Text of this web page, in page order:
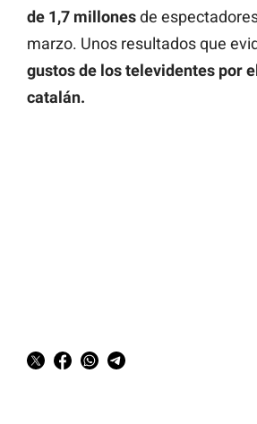
de 1,7 millonesde
marzo. Unos resultados que
gustos de los televidentes por
catalán.